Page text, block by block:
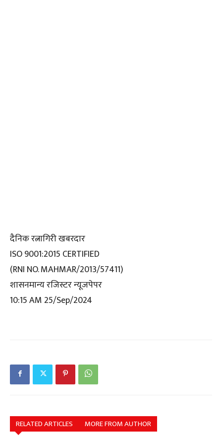
दैनिक रत्नागिरी खबरदार
ISO 9001:2015 CERTIFIED
(RNI NO. MAHMAR/2013/57411)
शासनमान्य रजिस्टर न्यूजपेपर
10:15 AM 25/Sep/2024
RELATED ARTICLES MORE FROM AUTHOR